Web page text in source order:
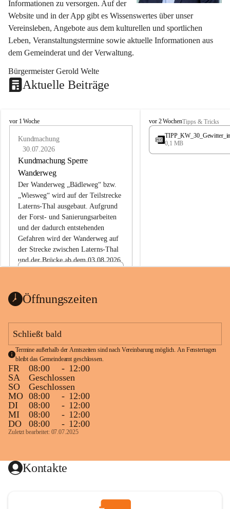
Informationen zu versorgen. Auf der
Website und in der App gibt es Wissenswertes über unser
Vereinsleben, Angebote aus dem kulturellen und sportlichen
Leben, Veranstaltungstermine sowie aktuelle Informationen aus
dem Gemeinderat und der Verwaltung.
Bürgermeister Gerold Welte
Aktuelle Beiträge
L
vor 1 Woche
Kundmachung
30.07.2026
Kundmachung Sperre
Wanderweg
Der Wanderweg „Bädleweg“ bzw.
„Wiesweg“ wird auf der Teilstrecke
Laterns-Thal ausgebaut. Aufgrund
der Forst- und Sanierungsarbeiten
und der dadurch entstehenden
Gefahren wird der Wanderweg auf
der Strecke zwischen Laterns-Thal
und der Brücke ab dem 03.08.2026
ht
1 Seite•0,1 MB
L
a
e
vor 2 WochenTipps & Tricks
0,1 MB
Öffnungszeiten
Schließt bald
Termine außerhalb der Amtszeiten sind nach Vereinbarung möglich. An Fenstertagen
bleibt das Gemeindeamt geschlossen.
FR 08:00 - 12:00
SA
Geschlossen
SO
Geschlossen
MO 08:00 - 12:00
DI
08:00 - 12:00
MI
08:00 - 12:00
DO
08:00 - 12:00
Zuletzt bearbeitet: 07.07.2025
Kontakte